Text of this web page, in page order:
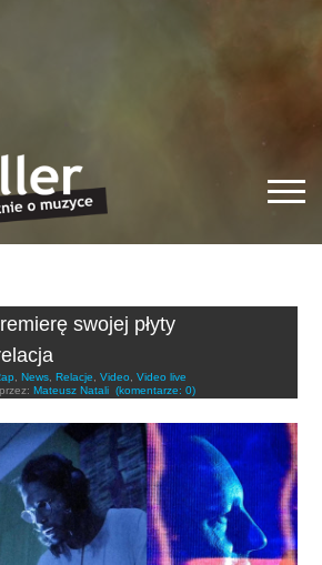
swojej płyty
, News, Relacje, Video, Video live
przez: Mateusz Natali (komentarze: 0)